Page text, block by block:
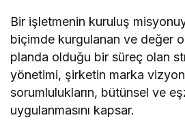
Bir işletmenin kuruluş
biçimde kurgulanan ve değer
planda olduğu bir süreç olan
yönetimi, şirketin marka
sorumlulukların, bütünsel ve
uygulanmasını kapsar.